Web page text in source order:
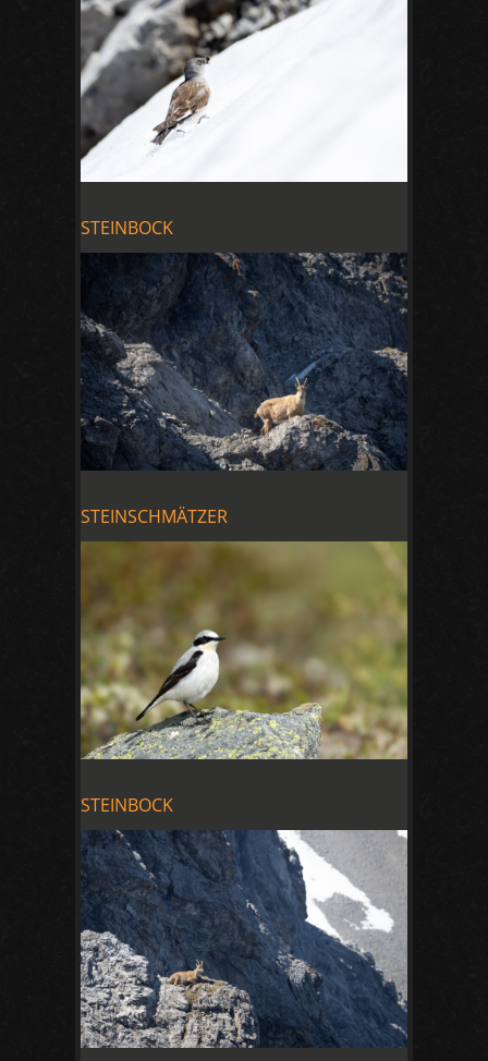
STEINBOCK
STEINSCHMÄTZER
STEINBOCK